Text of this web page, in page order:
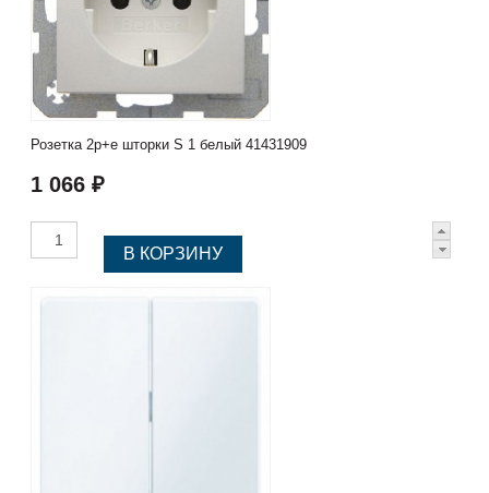
Розетка 2p+e шторки S 1 белый 41431909
1 066 ₽